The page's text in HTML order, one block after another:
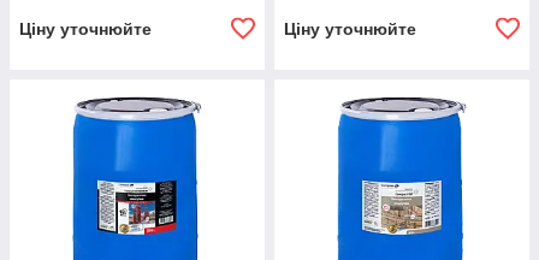
Ціну уточнюйте Ціну уточнюйте